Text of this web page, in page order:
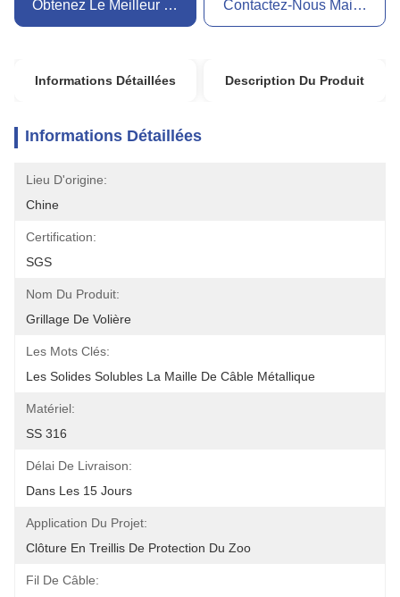
Obtenez Le Meilleur Prix Contactez-Nous Maintenant
Informations Détaillées Description Du Produit
Informations Détaillées
Lieu D'origine:
Chine
Certification:
SGS
Nom Du Produit:
Grillage De Volière
Les Mots Clés:
Les Solides Solubles La Maille De Câble Métallique
Matériel:
SS 316
Délai De Livraison:
Dans Les 15 Jours
Application Du Projet:
Clôture En Treillis De Protection Du Zoo
Fil De Câble: